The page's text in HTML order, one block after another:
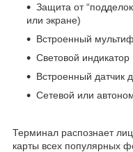
Защита от
или экране)
Встроенный
Световой индикатор
Встроенный датчик
Сетевой или
Терминал распознает
карты всех популярных